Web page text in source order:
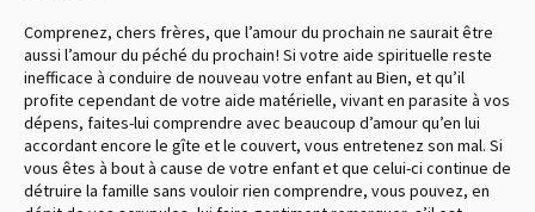
Comprenez, chers frères, que l’amour du prochain ne saurait être
aussi l’amour du péché du prochain ! Si votre aide spirituelle reste
inefficace à conduire de nouveau votre enfant au Bien, et qu’il
profite cependant de votre aide matérielle, vivant en parasite à vos
dépens, faites-lui comprendre avec beaucoup d’amour qu’en lui
accordant encore le gîte et le couvert, vous entretenez son mal. Si
vous êtes à bout à cause de votre enfant et que celui-ci continue de
détruire la famille sans vouloir rien comprendre, vous pouvez, en